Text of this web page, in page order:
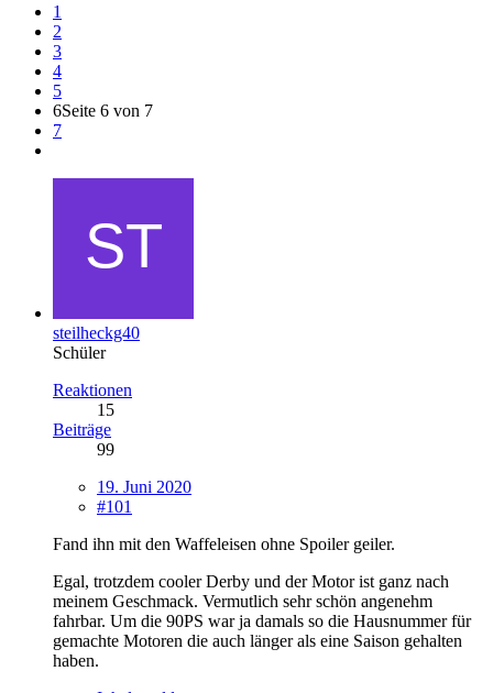
1
2
3
4
5
6Seite 6 von 7
7
steilheckg40
Schüler
Reaktionen
15
Beiträge
99
19. Juni 2020
#101
Fand ihn mit den Waffeleisen ohne Spoiler geiler.
Egal, trotzdem cooler Derby und der Motor ist ganz nach
meinem Geschmack. Vermutlich sehr schön angenehm
fahrbar. Um die 90PS war ja damals so die Hausnummer für
gemachte Motoren die auch länger als eine Saison gehalten
haben.